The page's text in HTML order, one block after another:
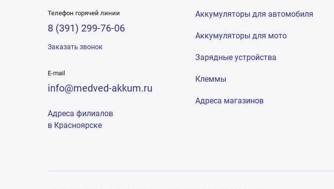
Телефон горячей линии
8 (391) 299-76-06
Заказать звонок
E-mail
info@medved-akkum.ru
Адреса филиалов
в Красноярске
Аккумуляторы для автомобиля
Аккумуляторы для мото
Зарядные устройства
Клеммы
Адреса магазинов